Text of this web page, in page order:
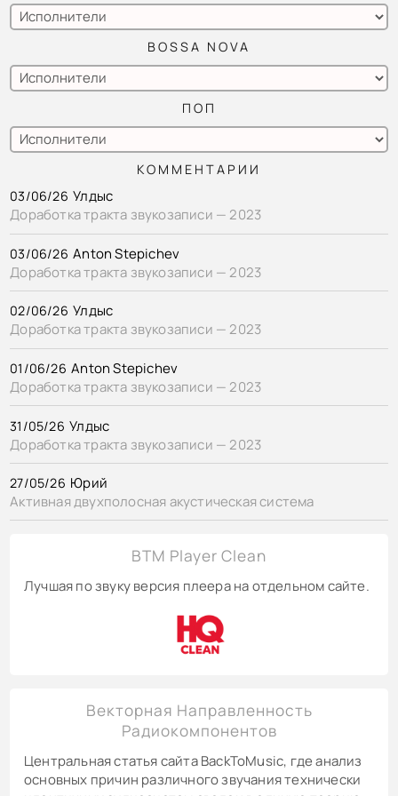
BOSSA NOVA
ПОП
КОММЕНТАРИИ
03/06/26 Улдыс
Доработка тракта звукозаписи — 2023
03/06/26 Anton Stepichev
Доработка тракта звукозаписи — 2023
02/06/26 Улдыс
Доработка тракта звукозаписи — 2023
01/06/26 Anton Stepichev
Доработка тракта звукозаписи — 2023
31/05/26 Улдыс
Доработка тракта звукозаписи — 2023
27/05/26 Юрий
Активная двухполосная акустическая система
BTM Player Clean
Лучшая по звуку версия плеера на отдельном сайте.
Векторная Направленность
Радиокомпонентов
Центральная статья сайта BackToMusic, где анализ
основных причин различного звучания технически